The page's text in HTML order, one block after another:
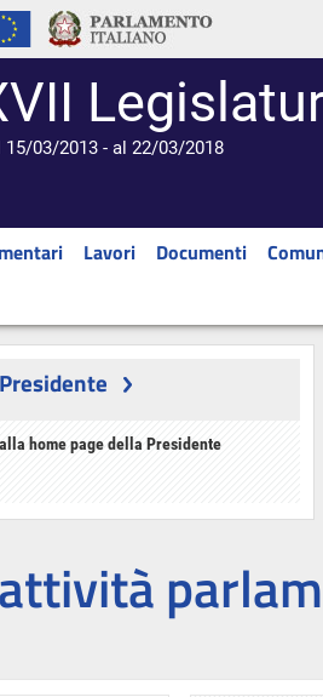
15/03/2013 - al 22/03/2018
Lavori Documenti
home page della Presidente